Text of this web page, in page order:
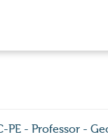
PE - Professor -